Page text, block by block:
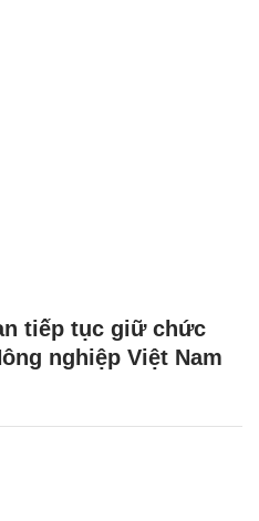
tiếp tục giữ chức
nghiệp Việt Nam